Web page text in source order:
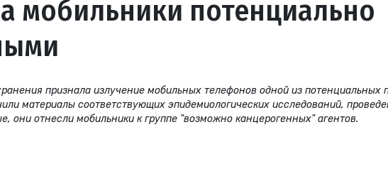
мобильники потенциально
признала излучение мобильных телефонов одной из потенциальных
материалы соответствующих эпидемиологических исследований,
они отнесли мобильники к группе "возможно канцерогенных" агентов.